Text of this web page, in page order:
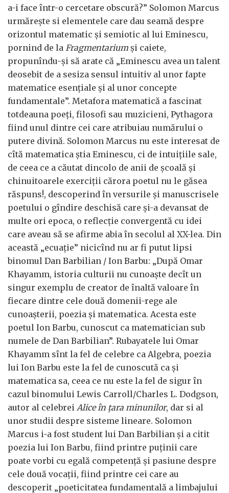
a-i face într-o cercetare obscură?” Solomon Marcus
urmărește si elementele care dau seamă despre
orizontul matematic și semiotic al lui Eminescu,
pornind de la Fragmentarium și caiete,
propunîndu-și să arate că „Eminescu avea un talent
deosebit de a sesiza sensul intuitiv al unor fapte
matematice esențiale și al unor concepte
fundamentale”. Metafora matematică a fascinat
totdeauna poeți, filosofi sau muzicieni, Pythagora
fiind unul dintre cei care atribuiau numărului o
putere divină. Solomon Marcus nu este interesat de
cîtă matematica știa Eminescu, ci de intuițiile sale,
de ceea ce a căutat dincolo de anii de școală și
chinuitoarele exerciții cărora poetul nu le găsea
răspuns!, descoperind în versurile și manuscrisele
poetului o gîndire deschisă care și-a devansat de
multe ori epoca, o reflecție convergentă cu idei
care aveau să se afirme abia în secolul al XX-lea. Din
această „ecuație” nicicînd nu ar fi putut lipsi
binomul Dan Barbilian / Ion Barbu: „După Omar
Khayamm, istoria culturii nu cunoaște decît un
singur exemplu de creator de înaltă valoare în
fiecare dintre cele două domenii-rege ale
cunoașterii, poezia și matematica. Acesta este
poetul Ion Barbu, cunoscut ca matematician sub
numele de Dan Barbilian”. Rubayatele lui Omar
Khayamm sînt la fel de celebre ca Algebra, poezia
lui Ion Barbu este la fel de cunoscută ca și
matematica sa, ceea ce nu este la fel de sigur în
cazul binomului Lewis Carroll/Charles L. Dodgson,
autor al celebrei Alice în țara minunilor, dar si al
unor studii despre sisteme lineare. Solomon
Marcus i-a fost student lui Dan Barbilian și a citit
poezia lui Ion Barbu, fiind printre puținii care
poate vorbi cu egală competență și pasiune despre
cele două vocații, fiind printre cei care au
descoperit „poeticitatea fundamentală a limbajului